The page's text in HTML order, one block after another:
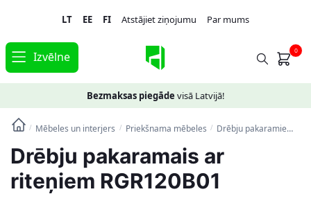
navigation
content
LT EE FI Atstājiet ziņojumu Par mums
Izvēlne 0
Bezmaksas piegāde visā Latvijā!
/ Mēbeles un interjers / Priekšnama mēbeles / Drēbju pakaramie
Drēbju pakaramais ar
riteņiem RGR120B01